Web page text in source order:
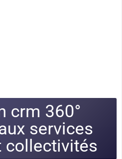
crm 360°
services
collectivités